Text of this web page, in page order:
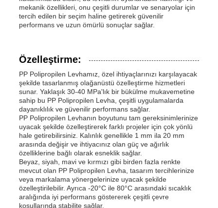
mekanik özellikleri, onu çeşitli durumlar ve senaryolar için
tercih edilen bir seçim haline getirerek güvenilir
performans ve uzun ömürlü sonuçlar sağlar.
Özelleştirme:
PP Polipropilen Levhamız, özel ihtiyaçlarınızı karşılayacak
şekilde tasarlanmış olağanüstü özelleştirme hizmetleri
sunar. Yaklaşık 30-40 MPa'lık bir bükülme mukavemetine
sahip bu PP Polipropilen Levha, çeşitli uygulamalarda
dayanıklılık ve güvenilir performans sağlar.
PP Polipropilen Levhanın boyutunu tam gereksinimlerinize
uyacak şekilde özelleştirerek farklı projeler için çok yönlü
hale getirebilirsiniz. Kalınlık genellikle 1 mm ila 20 mm
arasında değişir ve ihtiyacınız olan güç ve ağırlık
özelliklerine bağlı olarak esneklik sağlar.
Beyaz, siyah, mavi ve kırmızı gibi birden fazla renkte
mevcut olan PP Polipropilen Levha, tasarım tercihlerinize
veya markalama yönergelerinize uyacak şekilde
özelleştirilebilir. Ayrıca -20°C ile 80°C arasındaki sıcaklık
aralığında iyi performans göstererek çeşitli çevre
koşullarında stabilite sağlar.